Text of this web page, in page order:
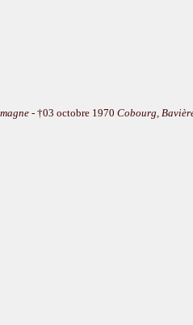
- †03 octobre 1970 Cobourg,